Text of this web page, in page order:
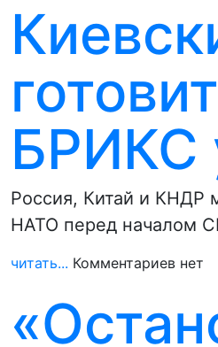
БРИКС
Россия, Китай и КНДР
НАТО перед началом
читать... Комментариев нет